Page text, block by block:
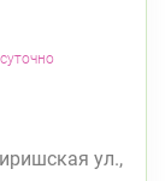
ул.,